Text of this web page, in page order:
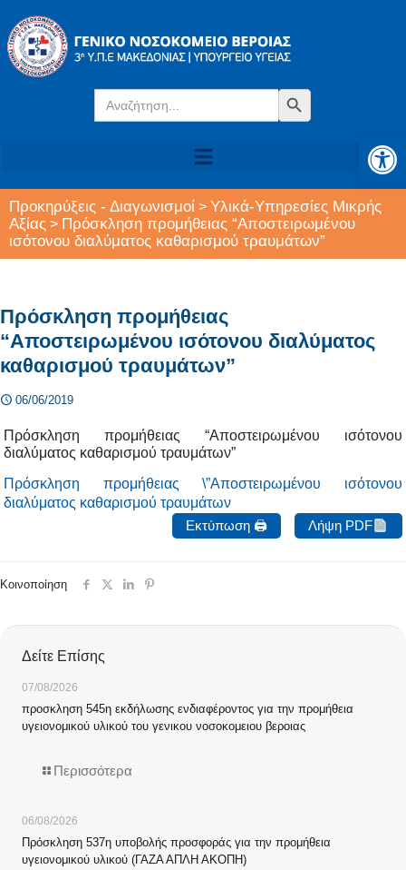
Search
for:
Search Button
Προκηρύξεις - Διαγωνισμοί > Υλικά-Υπηρεσίες Μικρής
Αξίας > Πρόσκληση προμήθειας “Αποστειρωμένου
ισότονου διαλύματος καθαρισμού τραυμάτων”
Πρόσκληση προμήθειας
“Αποστειρωμένου ισότονου διαλύματος
καθαρισμού τραυμάτων”
06/06/2019
Πρόσκληση προμήθειας “Αποστειρωμένου ισότονου
διαλύματος καθαρισμού τραυμάτων”
Πρόσκληση προμήθειας \”Αποστειρωμένου ισότονου
διαλύματος καθαρισμού τραυμάτων
Εκτύπωση 🖨
Λήψη PDF
Κοινοποίηση
Δείτε Επίσης
07/08/2026
προσκληση 545η εκδήλωσης ενδιαφέροντος για την προμήθεια
υγειονομικού υλικού του γενικου νοσοκομειου βεροιας
Περισσότερα
06/08/2026
Πρόσκληση 537η υποβολής προσφοράς για την προμήθεια
υγειονομικού υλικού (ΓΑΖΑ ΑΠΛΗ ΑΚΟΠΗ)